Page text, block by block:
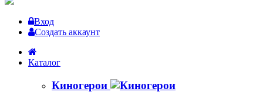
Вход
Создать аккаунт
Каталог
Киногерои